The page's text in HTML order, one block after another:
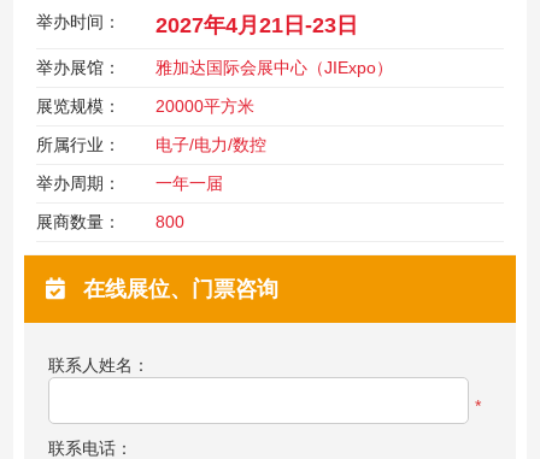
举办时间： 2027年4月21日-23日
举办展馆：
雅加达国际会展中心（JIExpo）
展览规模：
20000平方米
所属行业：
电子/电力/数控
举办周期：
一年一届
展商数量：
800
在线展位、门票咨询
联系人姓名：
*
联系电话：